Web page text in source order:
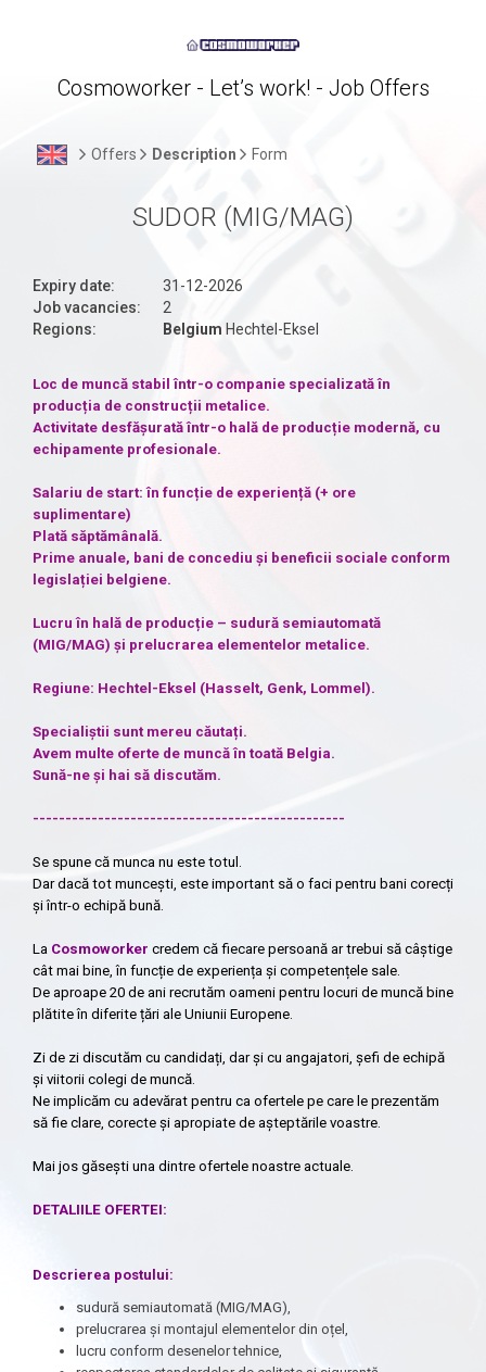
Cosmoworker - Let’s work! - Job Offers
Offers Description Form
SUDOR (MIG/MAG)
Expiry date:
31-12-2026
Job vacancies:
2
Regions:
Belgium Hechtel-Eksel
Loc de muncă stabil într-o companie specializată în
producția de construcții metalice.
Activitate desfășurată într-o hală de producție modernă, cu
echipamente profesionale.
Salariu de start: în funcție de experiență (+ ore
suplimentare)
Plată săptămânală.
Prime anuale, bani de concediu și beneficii sociale conform
legislației belgiene.
Lucru în hală de producție – sudură semiautomată
(MIG/MAG) și prelucrarea elementelor metalice.
Regiune: Hechtel-Eksel (Hasselt, Genk, Lommel).
Specialiștii sunt mereu căutați.
Avem multe oferte de muncă în toată Belgia.
Sună-ne și hai să discutăm.
------------------------------------------------
Se spune că munca nu este totul.
Dar dacă tot muncești, este important să o faci pentru bani corecți
și într-o echipă bună.
La Cosmoworker credem că fiecare persoană ar trebui să câștige
cât mai bine, în funcție de experiența și competențele sale.
De aproape 20 de ani recrutăm oameni pentru locuri de muncă bine
plătite în diferite țări ale Uniunii Europene.
Zi de zi discutăm cu candidați, dar și cu angajatori, șefi de echipă
și viitorii colegi de muncă.
Ne implicăm cu adevărat pentru ca ofertele pe care le prezentăm
să fie clare, corecte și apropiate de așteptările voastre.
Mai jos găsești una dintre ofertele noastre actuale.
DETALIILE OFERTEI:
Descrierea postului:
sudură semiautomată (MIG/MAG),
prelucrarea și montajul elementelor din oțel,
lucru conform desenelor tehnice,